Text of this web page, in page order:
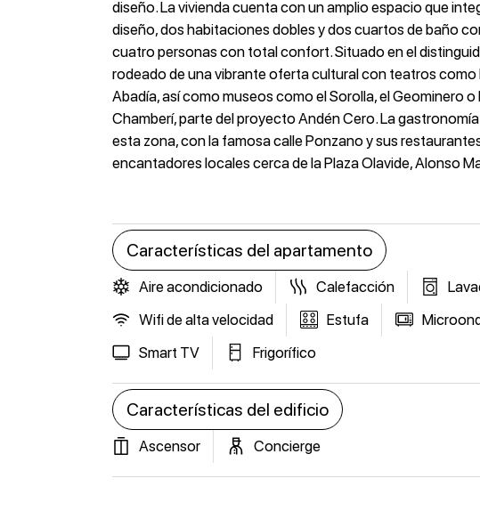
diseño. La vivienda cuenta con un amplio espacio que
diseño, dos habitaciones dobles y dos cuartos de baño
cuatro personas con total confort. Situado en el
rodeado de una vibrante oferta cultural con teatros como
Abadía, así como museos como el Sorolla, el Geominero
Chamberí, parte del proyecto Andén Cero. La
esta zona, con la famosa calle Ponzano y sus
encantadores locales cerca de la Plaza Olavide, Alonso
Características del apartamento
Aire acondicionado Calefacción
Wifi de alta velocidad
Estufa
Smart TV
Frigorífico
Características del edificio
Ascensor Concierge